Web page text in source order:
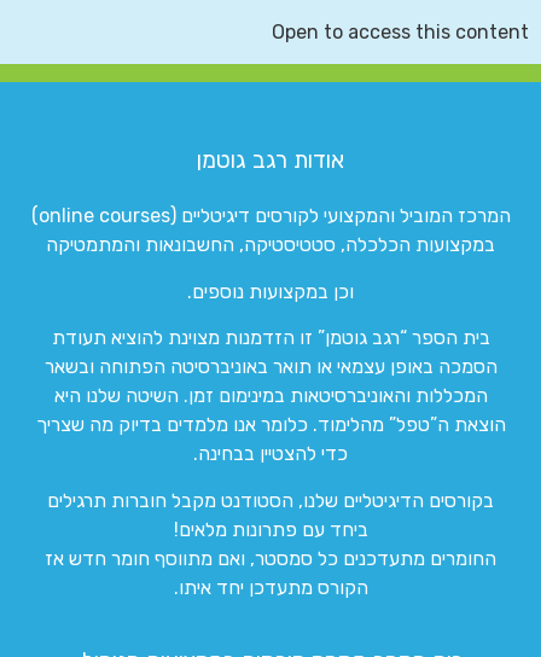
Open to access this content
אודות רגב גוטמן
המרכז המוביל והמקצועי לקורסים דיגיטליים (online courses)
במקצועות הכלכלה, סטטיסטיקה, החשבונאות והמתמטיקה
וכן במקצועות נוספים.
בית הספר “רגב גוטמן” זו הזדמנות מצוינת להוציא תעודת
הסמכה באופן עצמאי או תואר באוניברסיטה הפתוחה ובשאר
המכללות והאוניברסיטאות במינימום זמן. השיטה שלנו היא
הוצאת ה”טפל” מהלימוד. כלומר אנו מלמדים בדיוק מה שצריך
כדי להצטיין בבחינה.
בקורסים הדיגיטליים שלנו, הסטודנט מקבל חוברות תרגילים
ביחד עם פתרונות מלאים!
החומרים מתעדכנים כל סמסטר, ואם מתווסף חומר חדש אז
הקורס מתעדכן יחד איתו.